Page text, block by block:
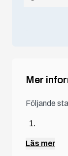
Mer
Följande
Läs mer